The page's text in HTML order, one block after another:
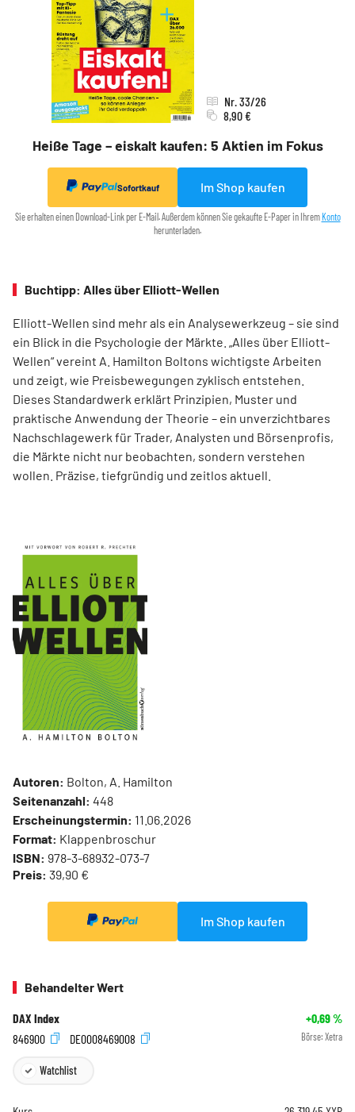
Heiße Tage – eiskalt kaufen: 5 Aktien im Fokus
Nr. 33/26
8,90 €
Sofortkauf Im Shop kaufen
Sie erhalten einen Download-Link per E-Mail. Außerdem können Sie gekaufte E-Paper in Ihrem Konto
herunterladen.
Buchtipp: Alles über Elliott-Wellen
Elliott-Wellen sind mehr als ein Analysewerkzeug – sie sind
ein Blick in die Psychologie der Märkte. „Alles über Elliott-
Wellen“ vereint A. Hamilton Boltons wichtigste Arbeiten
und zeigt, wie Preisbewegungen zyklisch entstehen.
Dieses Standardwerk erklärt Prinzipien, Muster und
praktische Anwendung der Theorie – ein unverzichtbares
Nachschlagewerk für Trader, Analysten und Börsenprofis,
die Märkte nicht nur beobachten, sondern verstehen
wollen. Präzise, tiefgründig und zeitlos aktuell.
Autoren: Bolton, A. Hamilton
Seitenanzahl: 448
Erscheinungstermin: 11.06.2026
Format: Klappenbroschur
ISBN: 978-3-68932-073-7
Preis: 39,90 €
Im Shop kaufen
Behandelter Wert
DAX Index +0,69%
846900
DE0008469008 Börse: Xetra
Watchlist